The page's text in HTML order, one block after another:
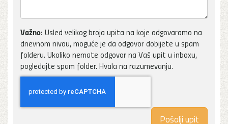
Važno: Usled velikog broja upita na koje odgovaramo na
dnevnom nivou, moguće je da odgovor dobijete u spam
folderu. Ukoliko nemate odgovor na Vaš upit u inboxu,
pogledajte spam folder. Hvala na razumevanju.